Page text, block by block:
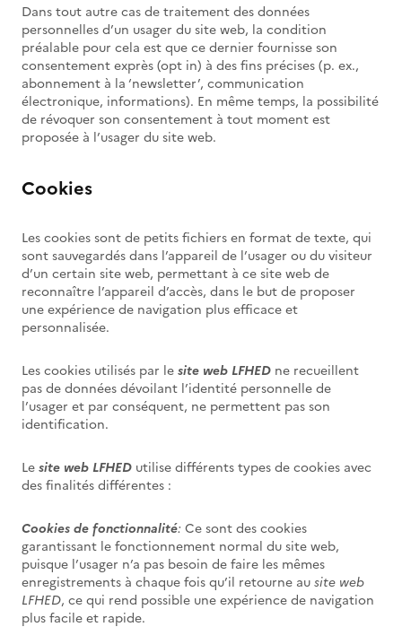
Dans tout autre cas de traitement des données
personnelles d’un usager du site web, la condition
préalable pour cela est que ce dernier fournisse son
consentement exprès (opt in) à des fins précises (p. ex.,
abonnement à la ‘newsletter’, communication
électronique, informations). En même temps, la possibilité
de révoquer son consentement à tout moment est
proposée à l’usager du site web.
Cookies
Les cookies sont de petits fichiers en format de texte, qui
sont sauvegardés dans l’appareil de l’usager ou du visiteur
d’un certain site web, permettant à ce site web de
reconnaître l’appareil d’accès, dans le but de proposer
une expérience de navigation plus efficace et
personnalisée.
Les cookies utilisés par le site web LFHED ne recueillent
pas de données dévoilant l’identité personnelle de
l’usager et par conséquent, ne permettent pas son
identification.
Le site web LFHED utilise différents types de cookies avec
des finalités différentes :
Cookies de fonctionnalité: Ce sont des cookies
garantissant le fonctionnement normal du site web,
puisque l’usager n’a pas besoin de faire les mêmes
enregistrements à chaque fois qu’il retourne au site web
LFHED, ce qui rend possible une expérience de navigation
plus facile et rapide.